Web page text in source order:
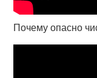
Почему опасно